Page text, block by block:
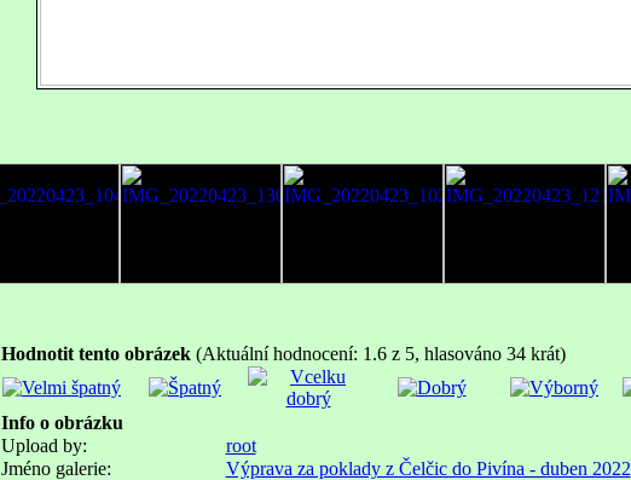
Hodnotit tento obrázek (Aktuální hodnocení: 1.6 z 5, hlasováno 34 krát)
Info o obrázku
Upload by:
root
Jméno galerie:
Výprava za poklady z Čelčic do Pivína - duben 2022